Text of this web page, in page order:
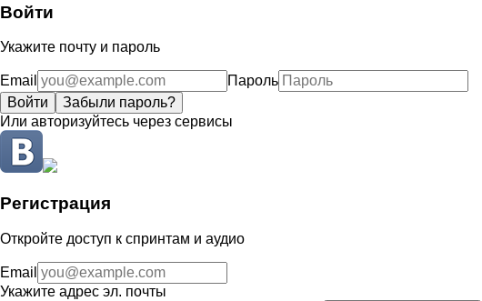
Войти
Укажите почту и пароль
Email
Пароль
Войти
Забыли пароль?
Или авторизуйтесь через сервисы
Регистрация
Откройте доступ к спринтам и аудио
Email
Укажите адрес эл. почты